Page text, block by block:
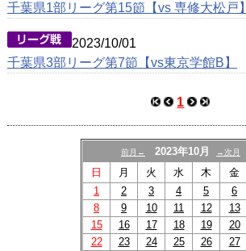
千葉県1部リーグ第15節【vs 専修大松戸】
2023/10/01
千葉県3部リーグ第7節【vs東京学館B】
1
前月← 2023年10月 →次月
日 月 火 水 木 金
1
2 3 4 5 6
8
9 10 11 12 13
15
16 17 18 19 20
22
23 24 25 26 27